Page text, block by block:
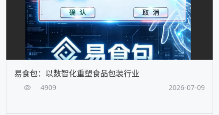
易食包：以数智化重塑食品包装行业
4909 2026-07-09